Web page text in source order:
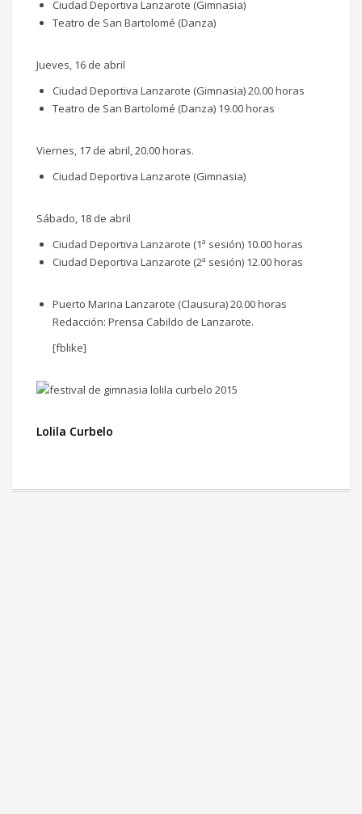
Ciudad Deportiva Lanzarote (Gimnasia)
Teatro de San Bartolomé (Danza)
Jueves, 16 de abril
Ciudad Deportiva Lanzarote (Gimnasia) 20.00 horas
Teatro de San Bartolomé (Danza) 19.00 horas
Viernes, 17 de abril, 20.00 horas.
Ciudad Deportiva Lanzarote (Gimnasia)
Sábado, 18 de abril
Ciudad Deportiva Lanzarote (1ª sesión) 10.00 horas
Ciudad Deportiva Lanzarote (2ª sesión) 12.00 horas
Puerto Marina Lanzarote (Clausura) 20.00 horas
Redacción: Prensa Cabildo de Lanzarote.
[fblike]
Lolila Curbelo